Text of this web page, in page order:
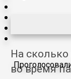
На
во время